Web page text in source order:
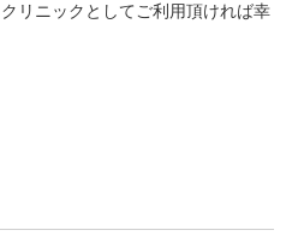
リニックとしてご利用頂ければ幸